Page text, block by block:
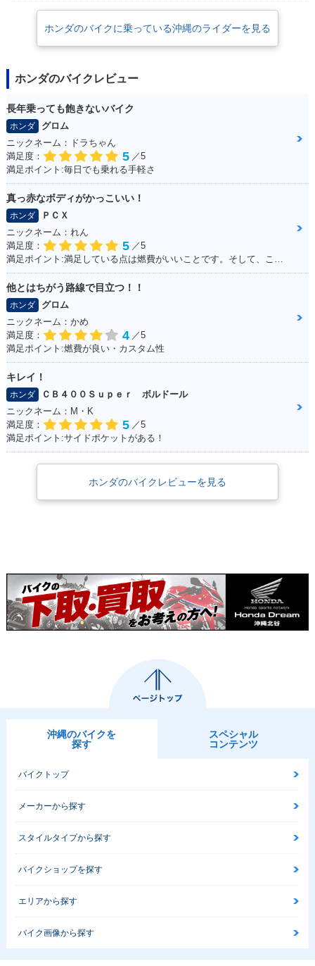
ナーチェンジ
ーチェンジ
ナーチェンジ
1991年 Press Cub
50 Deluxe・マイナ
ーチェンジ
1989年 Press Cub
1988年 Press Cub
50 Standard・新登
1988年 Press Cub
50 Deluxe・新登場
ホンダのバイクに乗っている沖縄のライダーを見る
ホンダのバイクレビュー
長年乗っても飽きないバイク
ホンダ
グロム
ニックネーム：ドラちゃん
満足度：
5 ／5
満足ポイント:毎日でも乗れる手軽さ
真っ赤なボディがかっこいい！
ホンダ
ＰＣＸ
ニックネーム：れん
満足度：
5 ／5
満足ポイント:満足している点は燃費がいいことです。そして、この赤色がこだわりポイントです！
他とはちがう路線で目立つ！！
ホンダ
グロム
ニックネーム：かめ
満足度：
4 ／5
満足ポイント:燃費が良い・カスタム性
キレイ！
ホンダ
ＣＢ４００Ｓｕｐｅｒ ボルドール
ニックネーム：M・K
満足度：
5 ／5
満足ポイント:サイドポケットがある！
ホンダのバイクレビューを見る
沖縄のバイクを
探す
スペシャル
コンテンツ
バイクトップ
メーカーから探す
スタイルタイプから探す
バイクショップを探す
エリアから探す
バイク画像から探す